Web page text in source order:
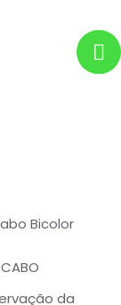
Bicolor
da